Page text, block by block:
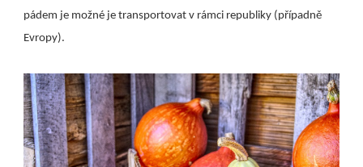
pádem je možné je transportovat v rámci republiky (případně
Evropy).